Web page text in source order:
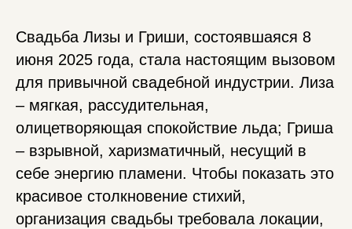
Свадьба Лизы и Гриши, состоявшаяся 8
июня 2025 года, стала настоящим вызовом
для привычной свадебной индустрии. Лиза
– мягкая, рассудительная,
олицетворяющая спокойствие льда; Гриша
– взрывной, харизматичный, несущий в
себе энергию пламени. Чтобы показать это
красивое столкновение стихий,
организация свадьбы требовала локации,